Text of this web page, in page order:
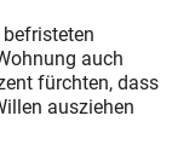
auch
fürchten, dass
ausziehen